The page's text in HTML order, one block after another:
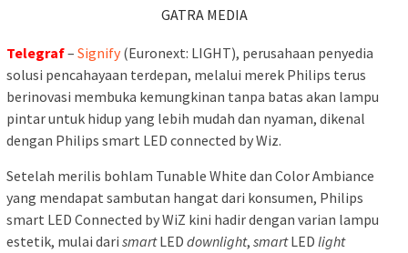
GATRA MEDIA
Telegraf– Signify(Euronext: LIGHT), perusahaan penyedia
solusi pencahayaan terdepan, melalui merek Philips terus
berinovasi membuka kemungkinan tanpa batas akan lampu
pintar untuk hidup yang lebih mudah dan nyaman, dikenal
dengan Philips smart LED connected by Wiz.
Setelah merilis bohlam Tunable White dan Color Ambiance
yang mendapat sambutan hangat dari konsumen, Philips
smart LED Connected by WiZ kini hadir dengan varian lampu
estetik, mulai dari smartLED downlight, smartLED light